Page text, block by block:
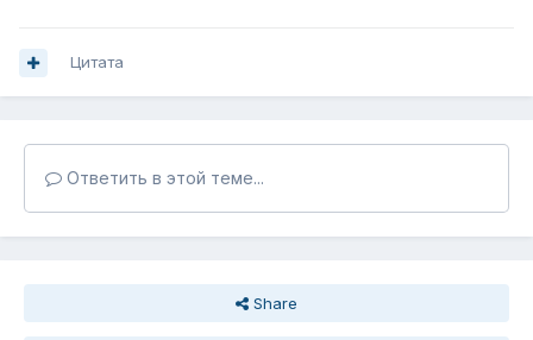
Цитата
Ответить в этой теме...
Share